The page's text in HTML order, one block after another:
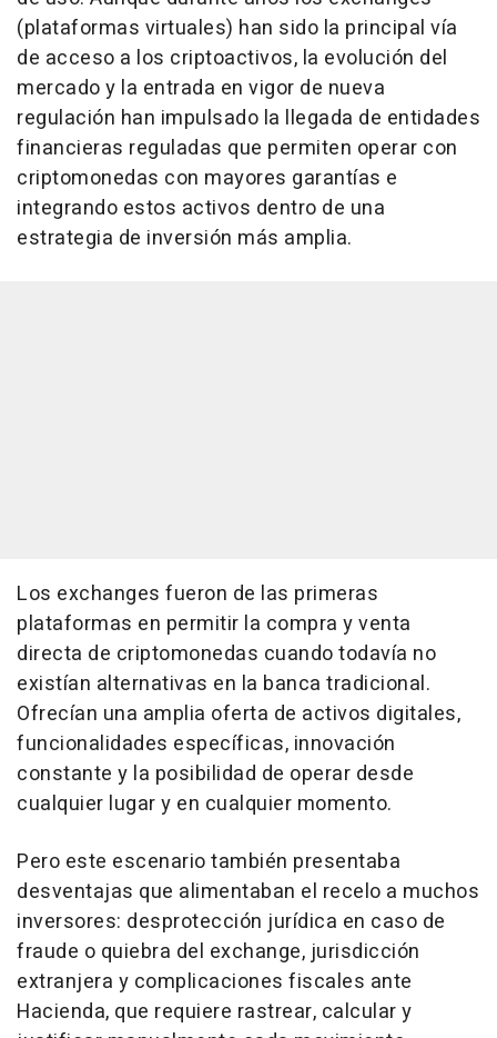
(plataformas virtuales) han sido la principal vía
de acceso a los criptoactivos, la evolución del
mercado y la entrada en vigor de nueva
regulación han impulsado la llegada de entidades
financieras reguladas que permiten operar con
criptomonedas con mayores garantías e
integrando estos activos dentro de una
estrategia de inversión más amplia.
Los exchanges fueron de las primeras
plataformas en permitir la compra y venta
directa de criptomonedas cuando todavía no
existían alternativas en la banca tradicional.
Ofrecían una amplia oferta de activos digitales,
funcionalidades específicas, innovación
constante y la posibilidad de operar desde
cualquier lugar y en cualquier momento.
Pero este escenario también presentaba
desventajas que alimentaban el recelo a muchos
inversores: desprotección jurídica en caso de
fraude o quiebra del exchange, jurisdicción
extranjera y complicaciones fiscales ante
Hacienda, que requiere rastrear, calcular y